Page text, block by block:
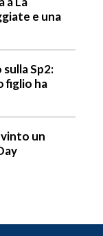
e una
Sp2:
figlio ha
un